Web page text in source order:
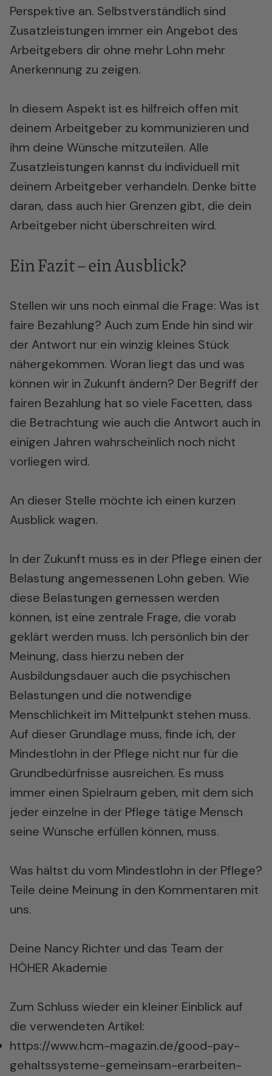
Perspektive an. Selbstverständlich sind
Zusatzleistungen immer ein Angebot des
Arbeitgebers dir ohne mehr Lohn mehr
Anerkennung zu zeigen.
In diesem Aspekt ist es hilfreich offen mit
deinem Arbeitgeber zu kommunizieren und
ihm deine Wünsche mitzuteilen. Alle
Zusatzleistungen kannst du individuell mit
deinem Arbeitgeber verhandeln. Denke bitte
daran, dass auch hier Grenzen gibt, die dein
Arbeitgeber nicht überschreiten wird.
Ein Fazit – ein Ausblick?
Stellen wir uns noch einmal die Frage: Was ist
faire Bezahlung? Auch zum Ende hin sind wir
der Antwort nur ein winzig kleines Stück
nähergekommen. Woran liegt das und was
können wir in Zukunft ändern? Der Begriff der
fairen Bezahlung hat so viele Facetten, dass
die Betrachtung wie auch die Antwort auch in
einigen Jahren wahrscheinlich noch nicht
vorliegen wird.
An dieser Stelle möchte ich einen kurzen
Ausblick wagen.
In der Zukunft muss es in der Pflege einen der
Belastung angemessenen Lohn geben. Wie
diese Belastungen gemessen werden
können, ist eine zentrale Frage, die vorab
geklärt werden muss. Ich persönlich bin der
Meinung, dass hierzu neben der
Ausbildungsdauer auch die psychischen
Belastungen und die notwendige
Menschlichkeit im Mittelpunkt stehen muss.
Auf dieser Grundlage muss, finde ich, der
Mindestlohn in der Pflege nicht nur für die
Grundbedürfnisse ausreichen. Es muss
immer einen Spielraum geben, mit dem sich
jeder einzelne in der Pflege tätige Mensch
seine Wünsche erfüllen können, muss.
Was hältst du vom Mindestlohn in der Pflege?
Teile deine Meinung in den Kommentaren mit
uns.
Deine Nancy Richter und das Team der
HÖHER Akademie
Zum Schluss wieder ein kleiner Einblick auf
die verwendeten Artikel:
https://www.hcm-magazin.de/good-pay-
gehaltssysteme-gemeinsam-erarbeiten-